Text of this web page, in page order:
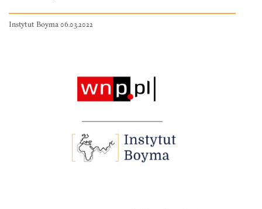
Instytut Boyma 06.03.2022